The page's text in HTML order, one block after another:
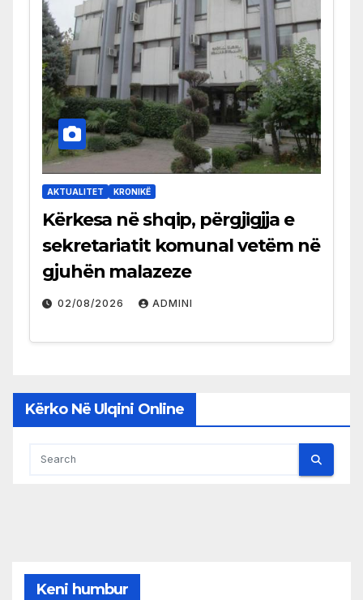
AKTUALITET KRONIKË
Kërkesa në shqip, përgjigjja e
sekretariatit komunal vetëm në
gjuhën malazeze
02/08/2026 ADMINI
Kërko Në Ulqini Online
Keni humbur